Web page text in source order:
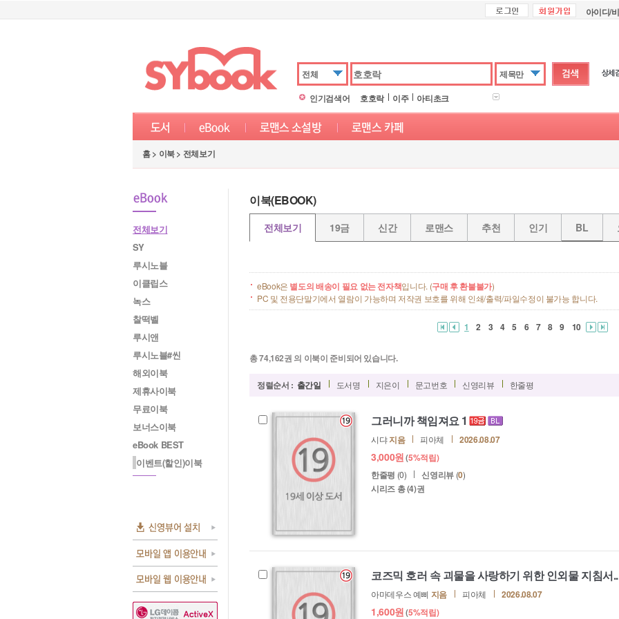
아이디/
전체
제목만
인기검색어
호호락 이주 아티초크
홈 > 이북 > 전체보기
전체보기
SY
루시노블
이클립스
녹스
찰떡벨
루시앤
루시노블#씬
해외이북
제휴사이북
무료이북
보너스이북
eBook BEST
이벤트(할인)이북
이북(EBOOK)
전체보기 19금 신간 로맨스 추천 인기 BL
eBook은 별도의 배송이 필요 없는 전자책입니다. (구매 후 환불불가)
PC 및 전용단말기에서 열람이 가능하며 저작권 보호를 위해 인쇄/출력/파일수정이 불가능 합니다.
1 2 3 4 5 6 7 8 9 10
총74,162권 의 이북이 준비되어 있습니다.
정렬순서 : 출간일 도서명 지은이 문고번호 신영리뷰 한줄평
그러니까 책임져요 1
시댜지음 피아체 2026.08.07
3,000원(5%적립)
한줄평 (0) 신영리뷰 (0)
시리즈 총(4)권
코즈믹 호러 속 괴물을 사랑하기 위한 인외물 지침서..
아마데우스 예삐 지음 피아체 2026.08.07
1,600원(5%적립)